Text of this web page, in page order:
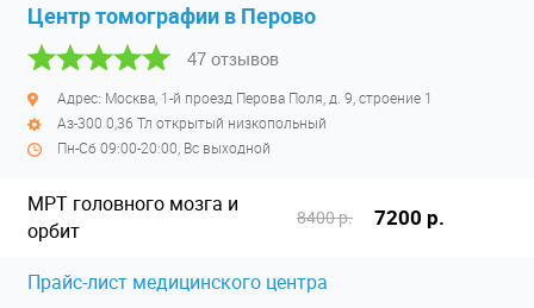
Центр томографии в Перово
47 отзывов
Адрес: Москва, 1-й проезд Перова Поля, д. 9, строение 1
Аз-300 0,36 Тл открытый низкопольный
Пн-Сб 09:00-20:00, Вс выходной
МРТ головного мозга и
орбит
8400 р. 7200 р.
Прайс-лист медицинского центра